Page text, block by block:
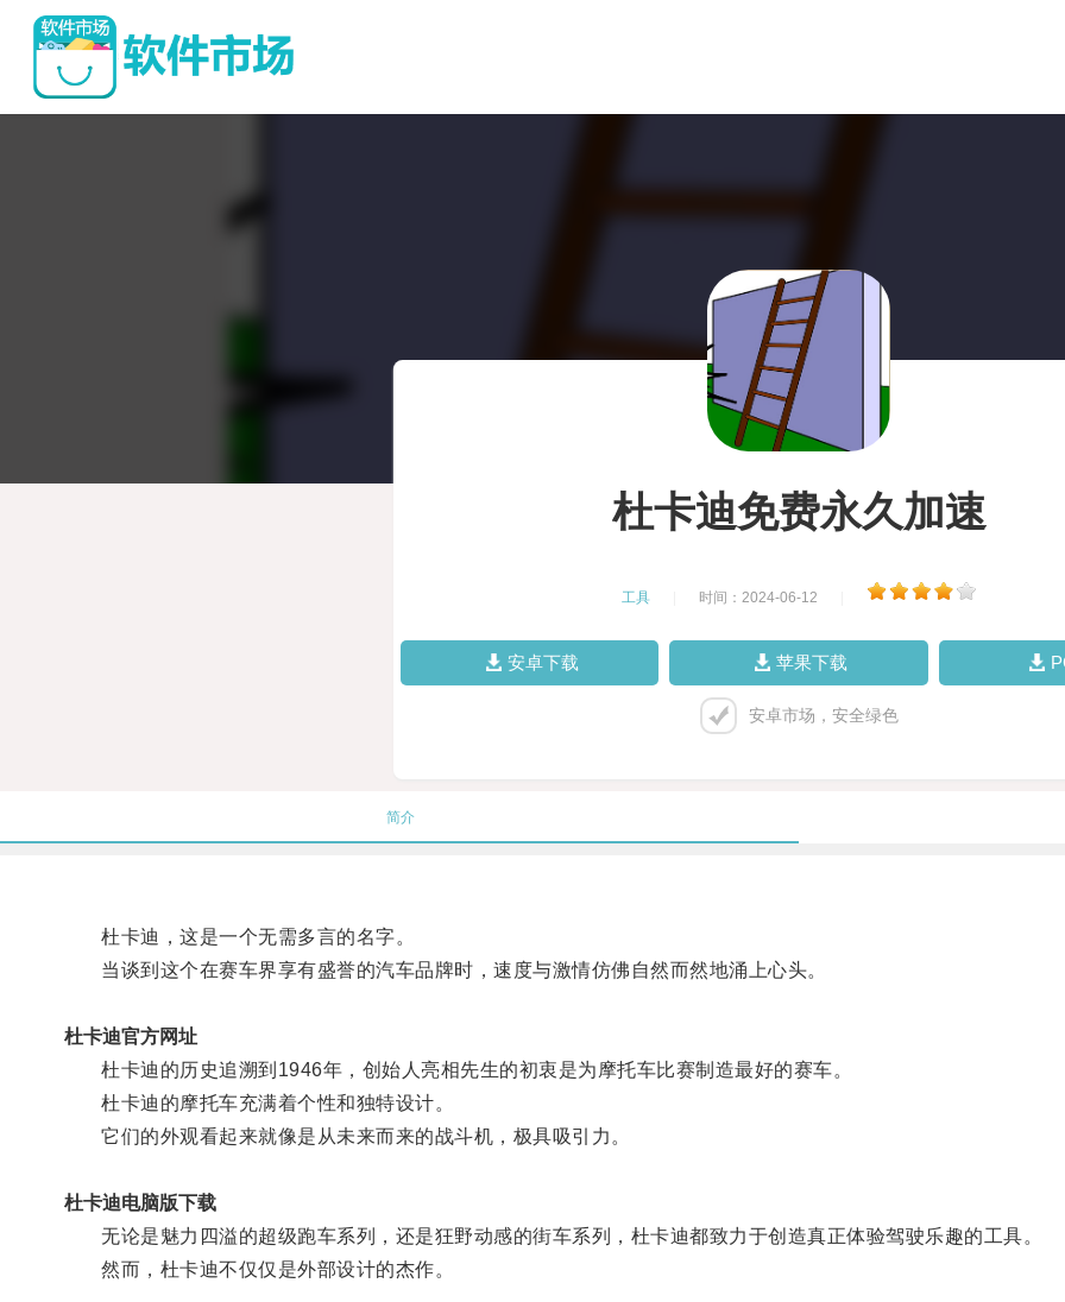
杜卡迪免费永久加速
工具 时间：2024-06-12
安卓下载 苹果下载
安卓市场，安全绿色
简介
杜卡迪，这是一个无需多言的名字。
当谈到这个在赛车界享有盛誉的汽车品牌时，速度与激情仿佛自然而然地涌上心头。
杜卡迪官方网址
杜卡迪的历史追溯到1946年，创始人亮相先生的初衷是为摩托车比赛制造最好的赛车。
杜卡迪的摩托车充满着个性和独特设计。
它们的外观看起来就像是从未来而来的战斗机，极具吸引力。
杜卡迪电脑版下载
无论是魅力四溢的超级跑车系列，还是狂野动感的街车系列，杜卡迪都致力于创造真正体验驾驶乐趣的工具。
然而，杜卡迪不仅仅是外部设计的杰作。